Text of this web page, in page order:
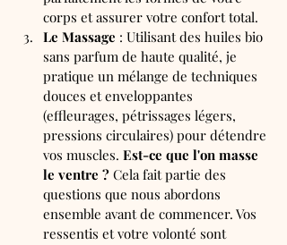
corps et assurer votre confort total.
Le Massage : Utilisant des huiles bio
sans parfum de haute qualité, je
pratique un mélange de techniques
douces et enveloppantes
(effleurages, pétrissages légers,
pressions circulaires) pour détendre
vos muscles. Est-ce que l'on masse
le ventre ? Cela fait partie des
questions que nous abordons
ensemble avant de commencer. Vos
ressentis et votre volonté sont